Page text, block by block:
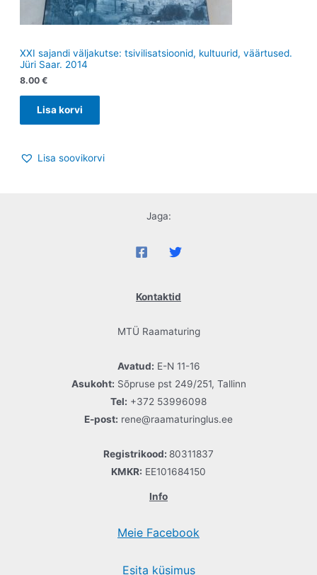
XXI sajandi väljakutse: tsivilisatsioonid, kultuurid, väärtused.
Jüri Saar. 2014
8.00 €
Lisa korvi
Lisa soovikorvi
Jaga:
Kontaktid
MTÜ Raamaturing
Avatud: E-N 11-16
Asukoht: Sõpruse pst 249/251, Tallinn
Tel: +372 53996098
E-post: rene@raamaturinglus.ee
Registrikood: 80311837
KMKR: EE101684150
Info
Meie Facebook
Esita küsimus